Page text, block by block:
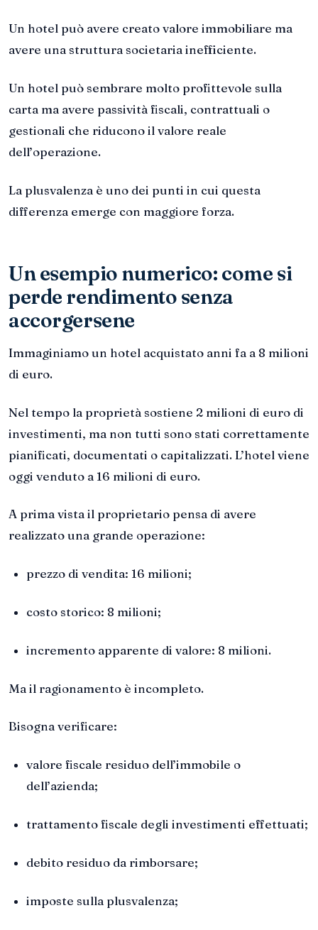
Un hotel può avere creato valore immobiliare ma
avere una struttura societaria inefficiente.
Un hotel può sembrare molto profittevole sulla
carta ma avere passività fiscali, contrattuali o
gestionali che riducono il valore reale
dell’operazione.
La plusvalenza è uno dei punti in cui questa
differenza emerge con maggiore forza.
Un esempio numerico: come si
perde rendimento senza
accorgersene
Immaginiamo un hotel acquistato anni fa a 8 milioni
di euro.
Nel tempo la proprietà sostiene 2 milioni di euro di
investimenti, ma non tutti sono stati correttamente
pianificati, documentati o capitalizzati. L’hotel viene
oggi venduto a 16 milioni di euro.
A prima vista il proprietario pensa di avere
realizzato una grande operazione:
prezzo di vendita: 16 milioni;
costo storico: 8 milioni;
incremento apparente di valore: 8 milioni.
Ma il ragionamento è incompleto.
Bisogna verificare:
valore fiscale residuo dell’immobile o
dell’azienda;
trattamento fiscale degli investimenti effettuati;
debito residuo da rimborsare;
imposte sulla plusvalenza;